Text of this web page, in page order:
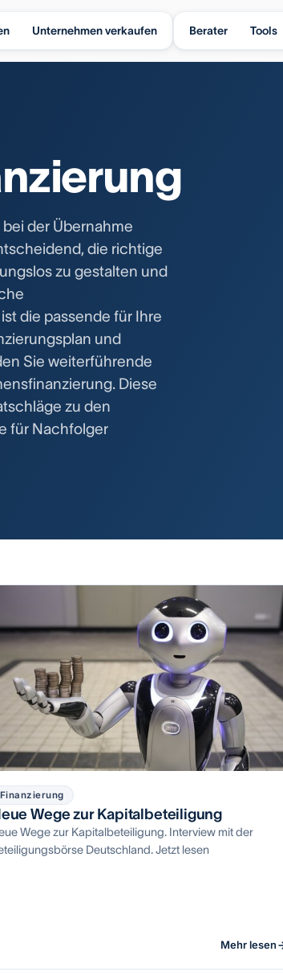
Unternehmen verkaufen Berater Tools
der Übernahme
die richtige
zu gestalten und
die passende für Ihre
und
Sie weiterführende
Diese
zu den
für Nachfolger
Finanzierung
Wege zur Kapitalbeteiligung
Wege zur Kapitalbeteiligung. Interview mit der
Deutschland. Jetzt lesen
Mehr lesen